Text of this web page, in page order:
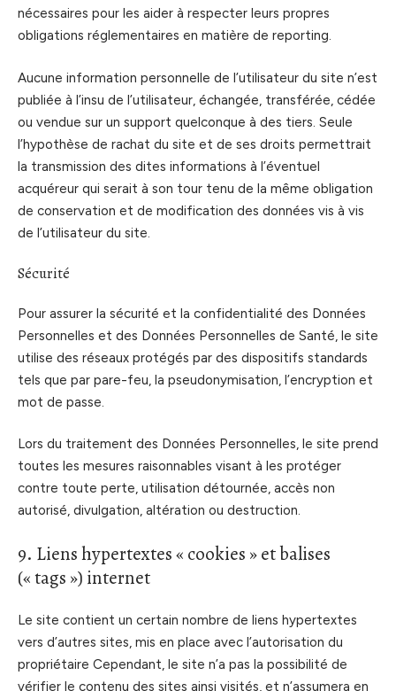
nécessaires pour les aider à respecter leurs propres
obligations réglementaires en matière de reporting.
Aucune information personnelle de l’utilisateur du site n’est
publiée à l’insu de l’utilisateur, échangée, transférée, cédée
ou vendue sur un support quelconque à des tiers. Seule
l’hypothèse de rachat du site et de ses droits permettrait
la transmission des dites informations à l’éventuel
acquéreur qui serait à son tour tenu de la même obligation
de conservation et de modification des données vis à vis
de l’utilisateur du site.
Sécurité
Pour assurer la sécurité et la confidentialité des Données
Personnelles et des Données Personnelles de Santé, le site
utilise des réseaux protégés par des dispositifs standards
tels que par pare-feu, la pseudonymisation, l’encryption et
mot de passe.
Lors du traitement des Données Personnelles, le site prend
toutes les mesures raisonnables visant à les protéger
contre toute perte, utilisation détournée, accès non
autorisé, divulgation, altération ou destruction.
9. Liens hypertextes « cookies » et balises
(« tags ») internet
Le site contient un certain nombre de liens hypertextes
vers d’autres sites, mis en place avec l’autorisation du
propriétaire Cependant, le site n’a pas la possibilité de
vérifier le contenu des sites ainsi visités, et n’assumera en